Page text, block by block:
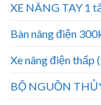
XE NÂNG TAY 1
Bàn nâng điện
Xe nâng điện thấp
BỘ NGUỒN